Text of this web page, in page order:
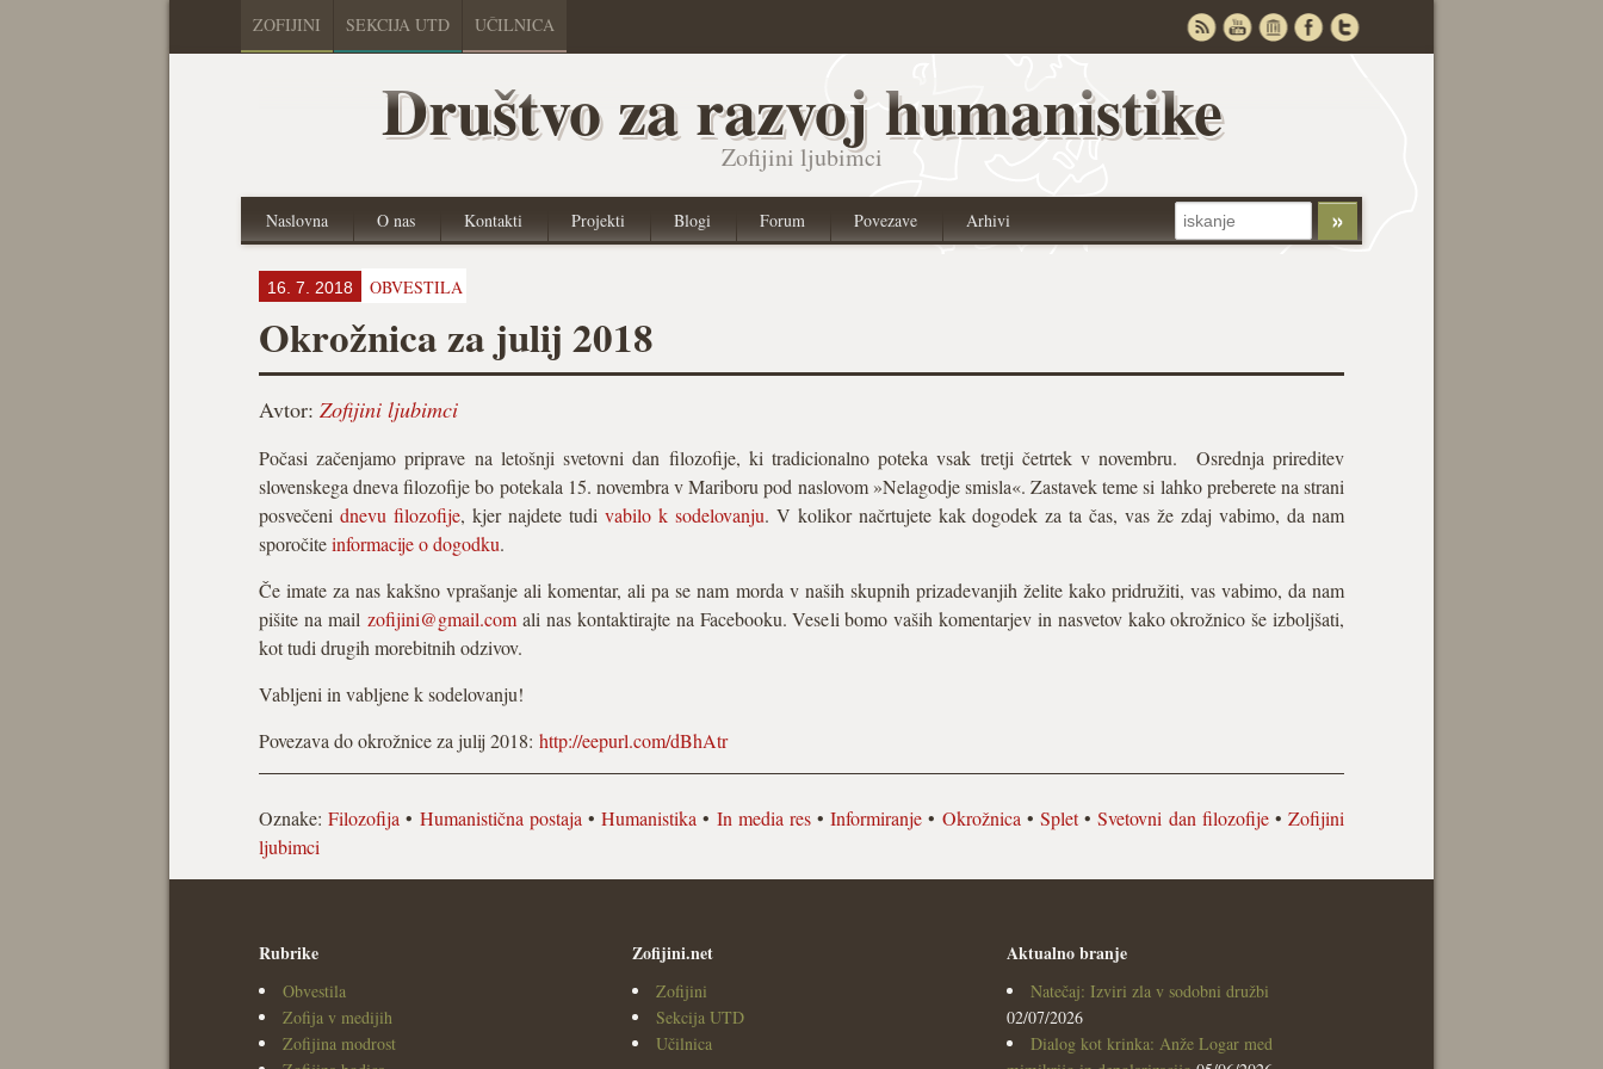
ZOFIJINI SEKCIJA UTD UČILNICA
Društvo za razvoj humanistike
Zofijini ljubimci
Naslovna O nas Kontakti Projekti Blogi Forum Povezave Arhivi
16. 7. 2018 OBVESTILA
Okrožnica za julij 2018
Avtor: Zofijini ljubimci
Počasi začenjamo priprave na letošnji svetovni dan filozofije, ki tradicionalno poteka vsak tretji četrtek v novembru. Osrednja prireditev
slovenskega dneva filozofije bo potekala 15. novembra v Mariboru pod naslovom »Nelagodje smisla«. Zastavek teme si lahko preberete na strani
posvečeni dnevu filozofije, kjer najdete tudi vabilo k sodelovanju. V kolikor načrtujete kak dogodek za ta čas, vas že zdaj vabimo, da nam
sporočiteinformacije o dogodku.
Če imate za nas kakšno vprašanje ali komentar, ali pa se nam morda v naših skupnih prizadevanjih želite kako pridružiti, vas vabimo, da nam
pišite na mail zofijini@gmail.comali nas kontaktirajte na Facebooku. Veseli bomo vaših komentarjev in nasvetov kako okrožnico še izboljšati,
kot tudi drugih morebitnih odzivov.
Vabljeni in vabljene k sodelovanju!
Povezava do okrožnice za julij 2018: http://eepurl.com/dBhAtr
Oznake:Filozofija • Humanistična postaja •Humanistika • In media res•Informiranje • Okrožnica • Splet•Svetovni dan filozofije•Zofijini
ljubimci
Rubrike
Obvestila
Zofija v medijih
Zofijina modrost
Zofijini.net
Zofijini
Sekcija UTD
Učilnica
Aktualno branje
Natečaj: Izviri zla v sodobni družbi
02/07/2026
Dialog kot krinka: Anže Logar med